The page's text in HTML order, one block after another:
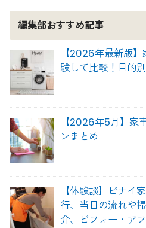
編集部おすすめ記事
【2026年最新版
験して比較！目的
【2026年5月】家
ンまとめ
【体験談】ピナイ
行、当日の流れや
介、ビフォー・ア